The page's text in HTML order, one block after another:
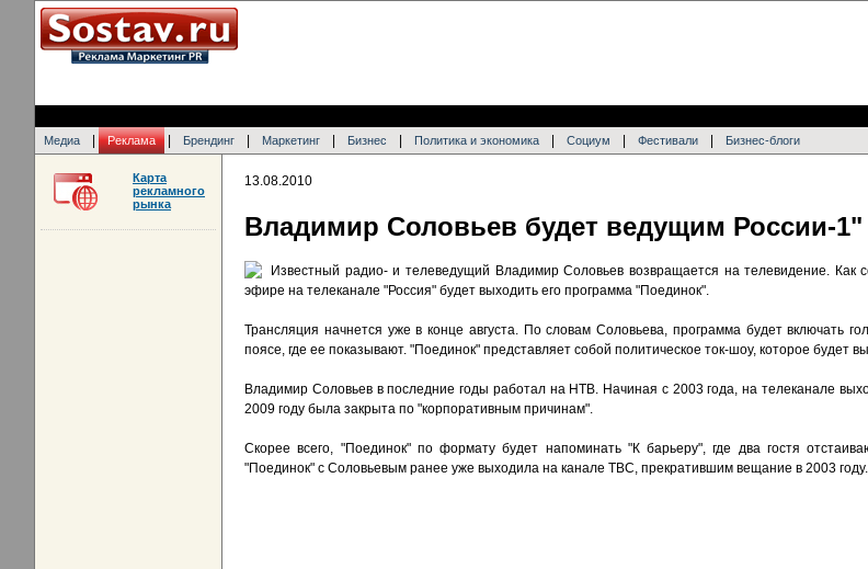
Медиа Реклама Брендинг Маркетинг Бизнес Политика и экономика Социум Фестивали Бизнес-блоги
13.08.2010
Владимир Соловьев будет ведущим России-1"
Известный радио- и телеведущий Владимир Соловьев возвращается на телевидение. Как
эфире на телеканале "Россия" будет выходить его программа "Поединок".
Трансляция начнется уже в конце августа. По словам Соловьева, программа будет включать
поясе, где ее показывают. "Поединок" представляет собой политическое ток-шоу, которое будет
Владимир Соловьев в последние годы работал на НТВ. Начиная с 2003 года, на телеканале
2009 году была закрыта по "корпоративным причинам".
Скорее всего, "Поединок" по формату будет напоминать "К барьеру", где два гостя
"Поединок" с Соловьевым ранее уже выходила на канале ТВС, прекратившим вещание в 2003 году.
Карта
рекламного
рынка